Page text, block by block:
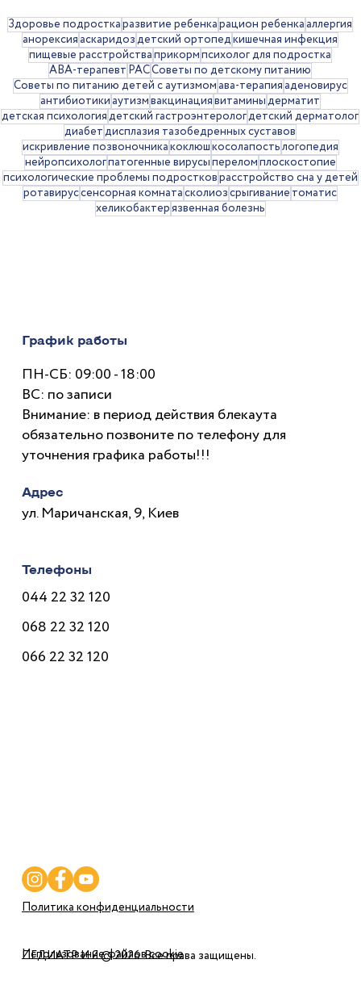
Рвота у детей: когда стоит
обращаться к врачу
Здоровье подросткаразвитие ребенкарацион ребенкааллергия
анорексияаскаридоздетский ортопедкишечная инфекция
пищевые расстройстваприкормпсихолог для подростка
АВА-терапевт РАССоветы по детскому питанию
Советы по питанию детей с аутизмомава-терапияаденовирус
антибиотикиаутизмвакцинациявитаминыдерматит
детская психологиядетский гастроэнтерологдетский дерматолог
диабетдисплазия тазобедренных суставов
искривление позвоночникакоклюшкосолапостьлогопедия
нейропсихологпатогенные вирусыпереломплоскостопие
психологические проблемы подростковрасстройство сна у детей
ротавируссенсорная комнатасколиозсрыгивание томатис
хеликобактерязвенная болезнь
ПЕДИАТР И Я © 2026. Все права защищены.
График работы
ПН-СБ: 09:00 - 18:00
ВС: по записи
Внимание: в период действия блекаута
обязательно позвоните по телефону для
уточнения графика работы!!!
Адрес
ул. Маричанская, 9, Киев
Политика конфиденциальности
Телефоны
044 22 32 120
068 22 32 120
066 22 32 120
Использование файлов cookie